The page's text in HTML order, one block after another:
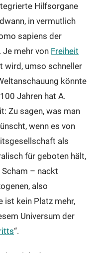
Hilfsorgane
in vermutlich
sapiens der
Je mehr von Freiheit
wird, umso schneller
könnte
Jahren hat A.
Zu sagen, was man
wenn es von
als
für geboten hält,
– nackt
also
ist kein Platz mehr,
Universum der
“.